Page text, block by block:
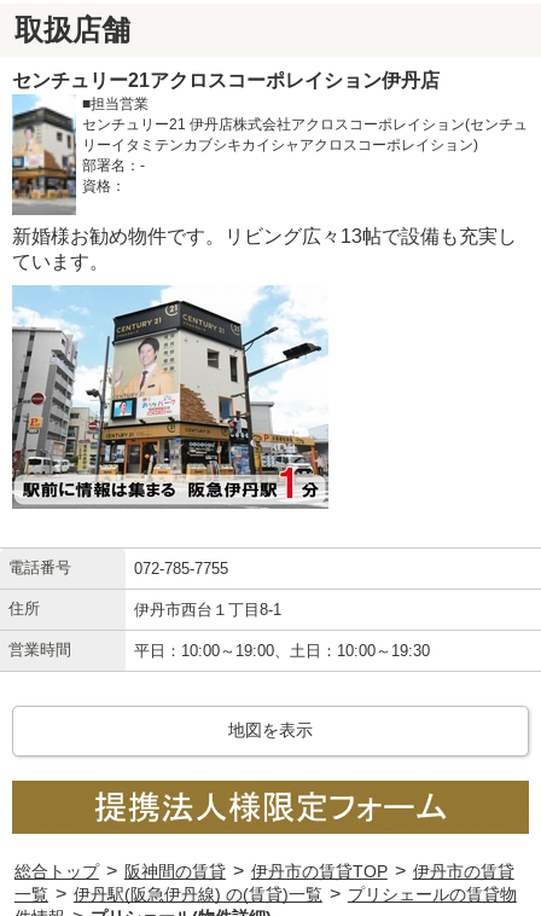
取扱店舗
センチュリー21アクロスコーポレイション伊丹店
■担当営業
センチュリー21 伊丹店株式会社アクロスコーポレイション(センチュ
リーイタミテンカブシキカイシャアクロスコーポレイション)
部署名：-
資格：
新婚様お勧め物件です。リビング広々13帖で設備も充実し
ています。
電話番号 072-785-7755
住所 伊丹市西台１丁目8-1
営業時間 平日：10:00～19:00、土日：10:00～19:30
地図を表示
総合トップ > 阪神間の賃貸 > 伊丹市の賃貸TOP > 伊丹市の賃貸
一覧 > 伊丹駅(阪急伊丹線) の(賃貸)一覧 > プリシェールの賃貸物